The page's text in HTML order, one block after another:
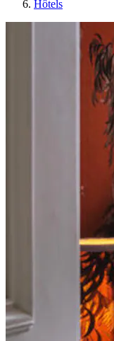
Hôtels